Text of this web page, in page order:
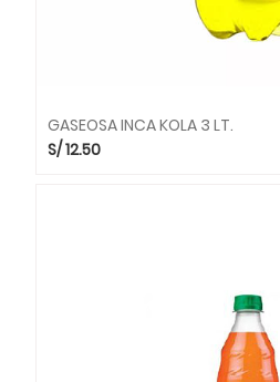
GASEOSA INCA KOLA 3 LT.
S/12.50